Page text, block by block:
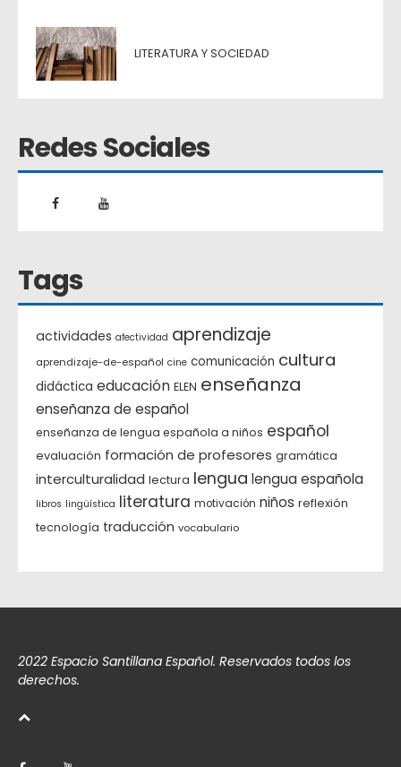
LITERATURA Y SOCIEDAD
Redes Sociales
Tags
actividades afectividad aprendizaje
aprendizaje-de-español cine comunicación cultura
didáctica educación ELEN enseñanza
enseñanza de español
enseñanza de lengua española a niños español
evaluación formación de profesores gramática
interculturalidad lectura lengua lengua española
libros lingüística literatura motivación niños reflexión
tecnología traducción vocabulario
2022 Espacio Santillana Español. Reservados todos los
derechos.